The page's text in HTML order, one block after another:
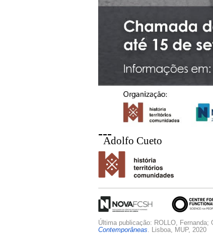
---
Adolfo Cueto
Última publicação: ROLLO, Fernanda;
Contemporâneas. Lisboa, MUP, 2020